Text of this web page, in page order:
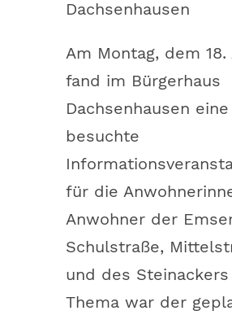
Dachsenhausen
Am Montag, dem 18.
fand im Bürgerhaus
Dachsenhausen
besuchte
für die
Anwohner der
Schulstraße,
und des
Thema war der